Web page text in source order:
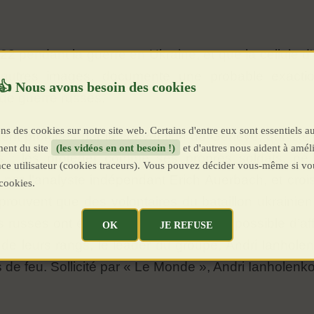
pendant la guerre en Ukraine, et que la cellule
images, documente une probable
guerre russes.
prohibés par la convention de Genève, qui
: les protéger comme ses propres soldats,
l’analyste indépendant Erich Auerbach, et
que des volontaires du bataillon
ont été torturés. S’il n’est pas possible
leurs rangs, le leader du groupe, Andri
feu. Sollicité par « Le Monde », Andri
des cookies sur notre site web. Certains d'entre eux sont essentiels au
du site
(les vidéos en ont besoin !)
et d'autres nous aident à
utilisateur (cookies traceurs). Vous pouvez décider vous-même si
OK JE REFUSE